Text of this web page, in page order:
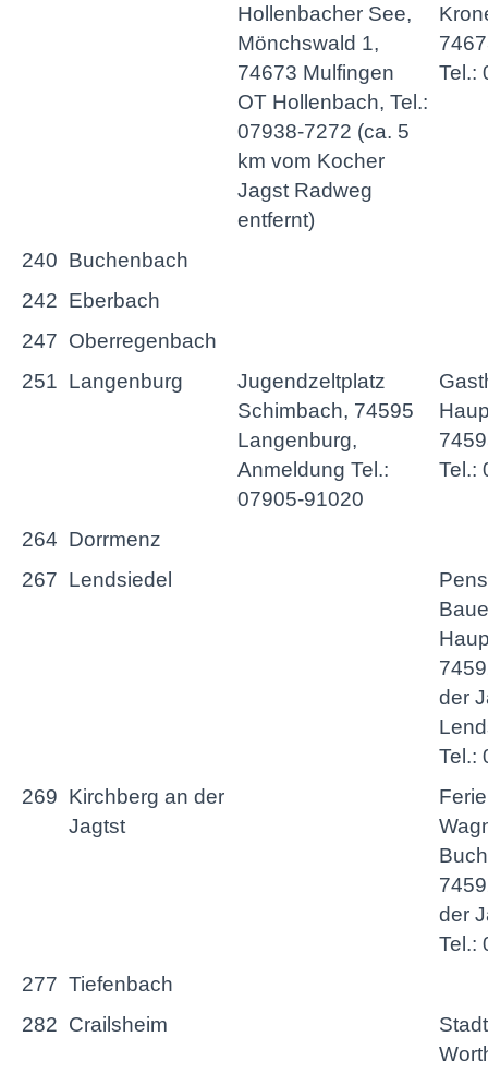
Hollenbacher See,
Mönchswald 1,
74673 Mulfingen
OT Hollenbach, Tel.:
07938-7272 (ca. 5
km vom Kocher
Jagst Radweg
entfernt)
Tel.:
240 Buchenbach
242 Eberbach
247 Oberregenbach
251 Langenburg
Jugendzeltplatz
Schimbach, 74595
Langenburg,
Anmeldung Tel.:
07905-91020
Tel.:
264 Dorrmenz
267 Lendsiedel
der
Tel.:
269 Kirchberg an der
Jagtst
der
Tel.:
277 Tiefenbach
282 Crailsheim